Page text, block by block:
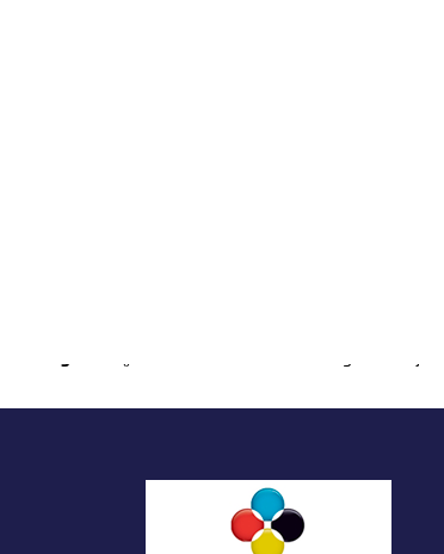
Warning : count(): Parameter must be an array or an